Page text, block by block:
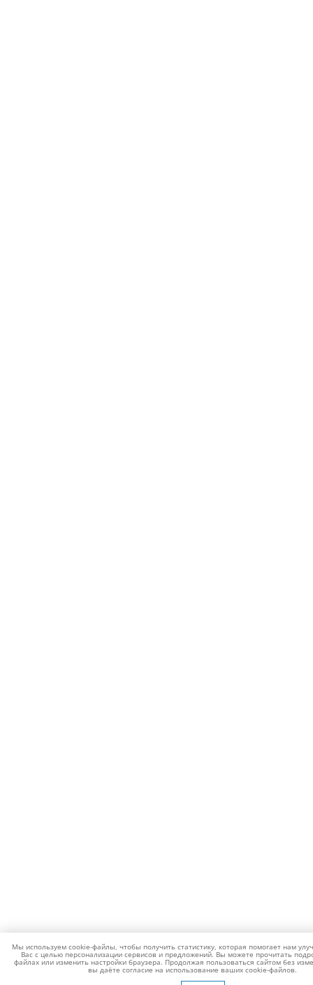
Мы используем cookie-файлы, чтобы получить статистику, которая помогает нам
Вас с целью персонализации сервисов и предложений. Вы можете прочитать
файлах или изменить настройки браузера. Продолжая пользоваться сайтом без
вы даёте согласие на использование ваших cookie-файлов.